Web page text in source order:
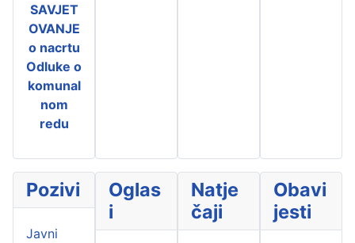
SAVJET
OVANJE
o nacrtu
Odluke o
komunal
nom
redu
Pozivi
Javni
Oglas
i
Natje
čaji
Obavi
jesti